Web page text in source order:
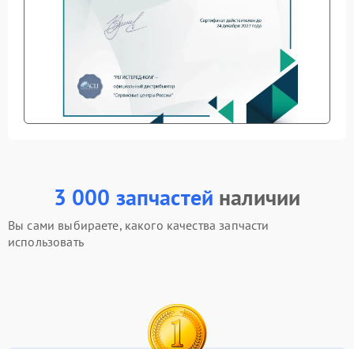
3 000 запчастей наличии
Вы сами выбираете, какого качества запчасти
использовать